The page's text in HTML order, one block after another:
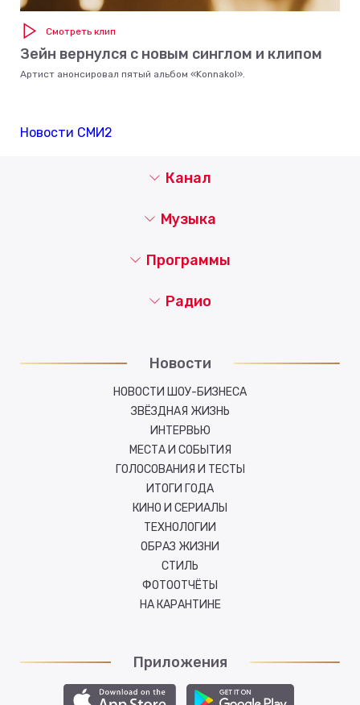
Смотреть клип
Зейн вернулся с новым синглом и клипом
Артист анонсировал пятый альбом «Konnakol».
Новости СМИ2
Канал
Музыка
Новости
НОВОСТИ ШОУ-БИЗНЕСА
ЗВЁЗДНАЯ ЖИЗНЬ
ИНТЕРВЬЮ
МЕСТА И СОБЫТИЯ
ГОЛОСОВАНИЯ И ТЕСТЫ
ИТОГИ ГОДА
КИНО И СЕРИАЛЫ
ТЕХНОЛОГИИ
ОБРАЗ ЖИЗНИ
СТИЛЬ
ФОТООТЧЁТЫ
НА КАРАНТИНЕ
Программы
Радио
Приложения